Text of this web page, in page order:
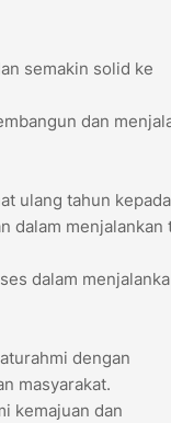
semakin solid ke
dan
ulang tahun kepada
dalam menjalankan
dalam
dengan
masyarakat.
kemajuan dan